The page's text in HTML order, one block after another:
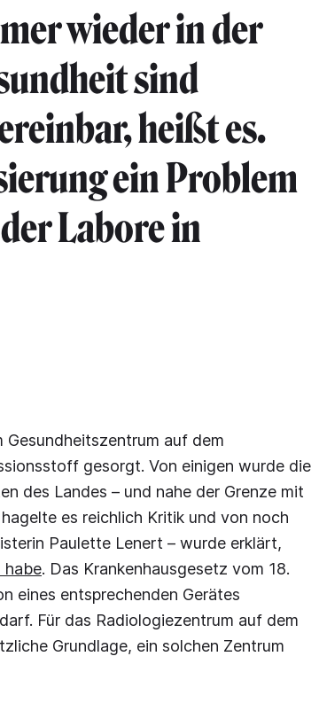
wieder in der
sind
heißt es.
ein Problem
Labore in
Gesundheitszentrum auf dem
gesorgt. Von einigen wurde die
des Landes – und nahe der Grenze mit
es reichlich Kritik und von noch
Paulette Lenert – wurde erklärt,
habe. Das Krankenhausgesetz vom 18.
eines entsprechenden Gerätes
Für das Radiologiezentrum auf dem
Grundlage, ein solchen Zentrum